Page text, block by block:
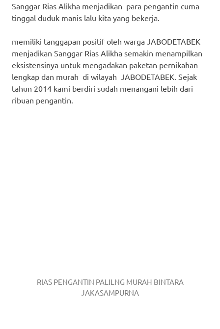
Sanggar Rias Alikha menjadikan para pengantin cuma
tinggal duduk manis lalu kita yang bekerja.
memiliki tanggapan positif oleh warga JABODETABEK
menjadikan Sanggar Rias Alikha semakin menampilkan
eksistensinya untuk mengadakan paketan pernikahan
lengkap dan murah di wilayah JABODETABEK. Sejak
tahun 2014 kami berdiri sudah menangani lebih dari
ribuan pengantin.
RIAS PENGANTIN PALILNG MURAH BINTARA
JAKASAMPURNA